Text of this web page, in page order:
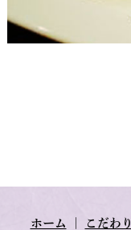
ホーム こだわり